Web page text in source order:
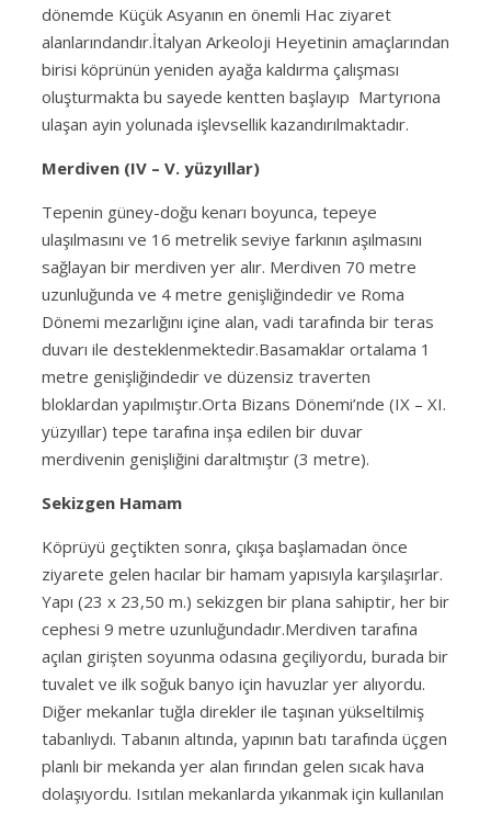
dönemde Küçük Asyanın en önemli Hac ziyaret
alanlarındandır.İtalyan Arkeoloji Heyetinin amaçlarından
birisi köprünün yeniden ayağa kaldırma çalışması
oluşturmakta bu sayede kentten başlayıp Martyrıona
ulaşan ayin yolunada işlevsellik kazandırılmaktadır.
Merdiven (IV – V. yüzyıllar)
Tepenin güney-doğu kenarı boyunca, tepeye
ulaşılmasını ve 16 metrelik seviye farkının aşılmasını
sağlayan bir merdiven yer alır. Merdiven 70 metre
uzunluğunda ve 4 metre genişliğindedir ve Roma
Dönemi mezarlığını içine alan, vadi tarafında bir teras
duvarı ile desteklenmektedir.Basamaklar ortalama 1
metre genişliğindedir ve düzensiz traverten
bloklardan yapılmıştır.Orta Bizans Dönemi’nde (IX – XI.
yüzyıllar) tepe tarafına inşa edilen bir duvar
merdivenin genişliğini daraltmıştır (3 metre).
Sekizgen Hamam
Köprüyü geçtikten sonra, çıkışa başlamadan önce
ziyarete gelen hacılar bir hamam yapısıyla karşılaşırlar.
Yapı (23 x 23,50 m.) sekizgen bir plana sahiptir, her bir
cephesi 9 metre uzunluğundadır.Merdiven tarafına
açılan girişten soyunma odasına geçiliyordu, burada bir
tuvalet ve ilk soğuk banyo için havuzlar yer alıyordu.
Diğer mekanlar tuğla direkler ile taşınan yükseltilmiş
tabanlıydı. Tabanın altında, yapının batı tarafında üçgen
planlı bir mekanda yer alan fırından gelen sıcak hava
dolaşıyordu. Isıtılan mekanlarda yıkanmak için kullanılan